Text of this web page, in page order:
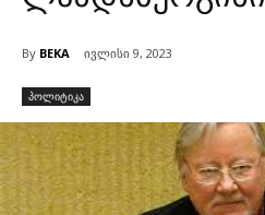
By BEKA ივლისი 9, 2023
პოლიტიკა